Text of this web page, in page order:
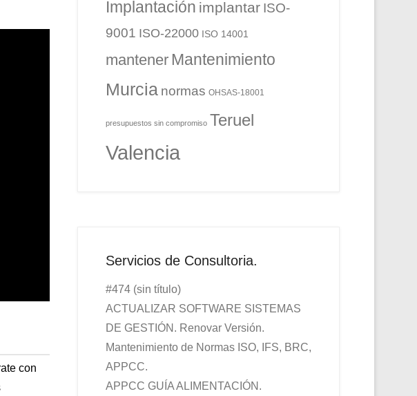
con
Implantación implantar ISO-
9001 ISO-22000 ISO 14001
mantener Mantenimiento
Murcia normas OHSAS-18001
presupuestos sin compromiso Teruel
Valencia
Servicios de Consultoria.
#474 (sin título)
ACTUALIZAR SOFTWARE SISTEMAS
DE GESTIÓN. Renovar Versión.
Mantenimiento de Normas ISO, IFS, BRC,
APPCC.
APPCC GUÍA ALIMENTACIÓN.